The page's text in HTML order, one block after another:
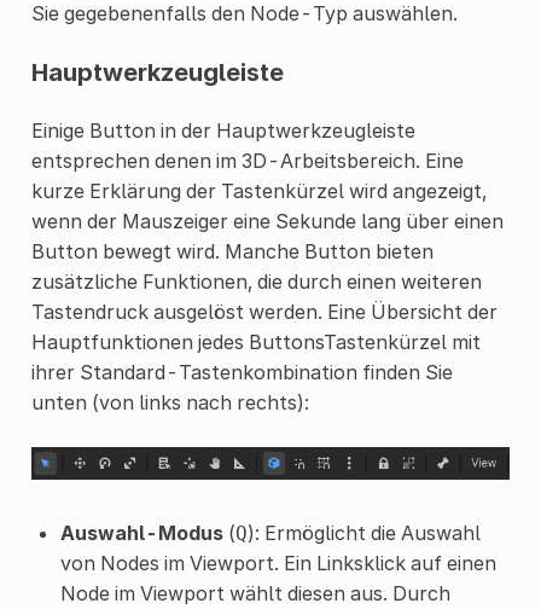
Sie gegebenenfalls den Node-Typ auswählen.
Hauptwerkzeugleiste
Einige Button in der Hauptwerkzeugleiste
entsprechen denen im 3D-Arbeitsbereich. Eine
kurze Erklärung der Tastenkürzel wird angezeigt,
wenn der Mauszeiger eine Sekunde lang über einen
Button bewegt wird. Manche Button bieten
zusätzliche Funktionen, die durch einen weiteren
Tastendruck ausgelöst werden. Eine Übersicht der
Hauptfunktionen jedes ButtonsTastenkürzel mit
ihrer Standard-Tastenkombination finden Sie
unten (von links nach rechts):
Auswahl-Modus(Q): Ermöglicht die Auswahl
von Nodes im Viewport. Ein Linksklick auf einen
Node im Viewport wählt diesen aus. Durch